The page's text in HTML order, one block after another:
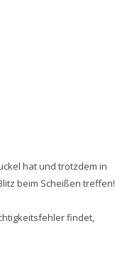
hat und trotzdem in
beim Scheißen treffen!
findet,